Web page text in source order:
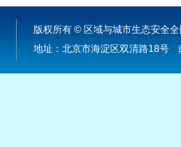
版权所有 © 区域与城市生态安全
地址：北京市海淀区双清路18